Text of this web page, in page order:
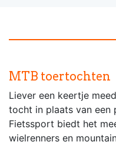
MTB toertochten
Liever een keertje
tocht in plaats van een
Fietssport biedt het
wielrenners en